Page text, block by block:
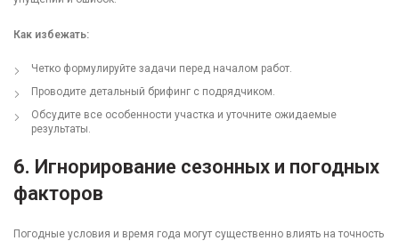
Как избежать:
Четко формулируйте задачи перед началом работ.
Проводите детальный брифинг с подрядчиком.
Обсудите все особенности участка и уточните ожидаемые
результаты.
6. Игнорирование сезонных и погодных
факторов
Погодные условия и время года могут существенно влиять на точность